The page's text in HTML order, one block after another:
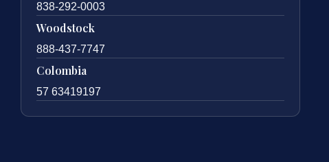
838-292-0003
Woodstock
888-437-7747
Colombia
57 63419197